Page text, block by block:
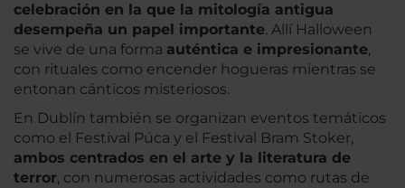
celebración en la que la mitología antigua
desempeña un papel importante. Allí Halloween
se vive de una forma auténtica e impresionante,
con rituales como encender hogueras mientras se
entonan cánticos misteriosos.
En Dublín también se organizan eventos temáticos
como el Festival Púca y el Festival Bram Stoker,
ambos centrados en el arte y la literatura de
terror, con numerosas actividades como rutas de